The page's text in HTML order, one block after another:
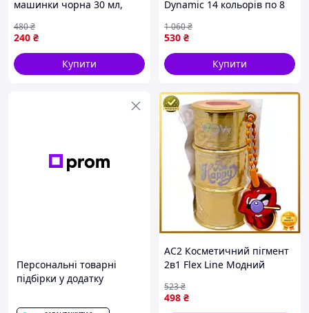
машинки чорна 30 мл,
чорнило для тату
240 ₴
480₴
Купити
Dynamic 14 кольорів по 8
530 ₴
1 060₴
Купити
Персональні товарні
підбірки у додатку
AC2 Косметичний пігмент
2в1 Flex Line Модний
макіяжу та декору шкіри
блискучий пігме DE
498 ₴
523₴